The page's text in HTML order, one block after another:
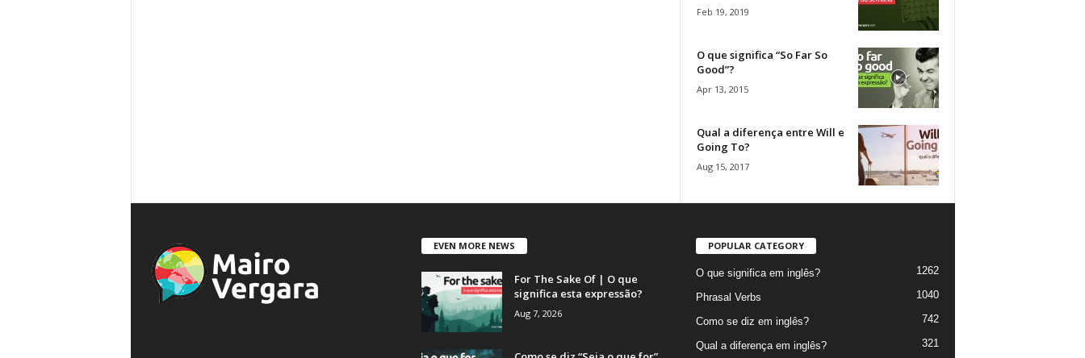
Feb 19, 2019
O que significa “So Far So
Good”?
Apr 13, 2015
Qual a diferença entre Will e
Going To?
Aug 15, 2017
EVEN MORE NEWS
For The Sake Of | O que
significa esta expressão?
Aug 7, 2026
POPULAR CATEGORY
O que significa em inglês? 1262
Phrasal Verbs 1040
Como se diz em inglês? 742
Qual a diferença em inglês? 321